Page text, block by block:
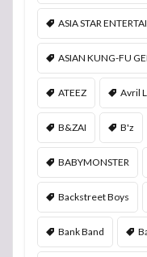
ASIA STAR
ASIAN KUNG-FU
ATEEZ Avril
B&ZAI B'z
BABYMONSTER
Backstreet Boys
Bank Band